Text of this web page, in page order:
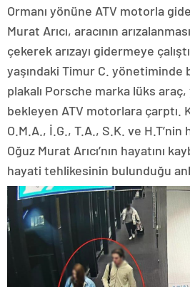
Ormanı yönüne ATV motorla
Murat Arıcı, aracının
çekerek arızayı gidermeye
yaşındaki Timur C. yönetiminde
plakalı Porsche marka lüks araç,
bekleyen ATV motorlara çarptı.
O.M.A., İ.G., T.A., S.K. ve H.T’nin
Oğuz Murat Arıcı’nın hayatını
hayati tehlikesinin bulunduğu